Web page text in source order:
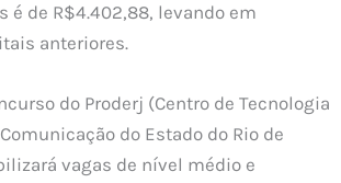
é de R$4.402,88, levando em
anteriores.
do Proderj (Centro de Tecnologia
do Estado do Rio de
vagas de nível médio e